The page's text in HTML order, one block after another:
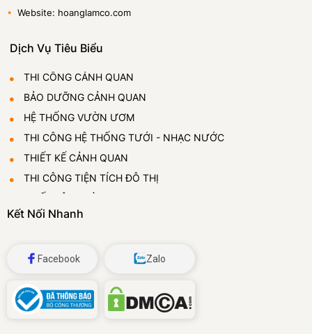
• Website: hoanglamco.com
Dịch Vụ Tiêu Biểu
THI CÔNG CẢNH QUAN
BẢO DƯỠNG CẢNH QUAN
HỆ THỐNG VƯỜN ƯƠM
THI CÔNG HỆ THỐNG TƯỚI - NHẠC NƯỚC
THIẾT KẾ CẢNH QUAN
THI CÔNG TIỆN TÍCH ĐÔ THỊ
CUNG CẤP VÀ CHO THUÊ CÂY CẢNH
Kết Nối Nhanh
Facebook Zalo